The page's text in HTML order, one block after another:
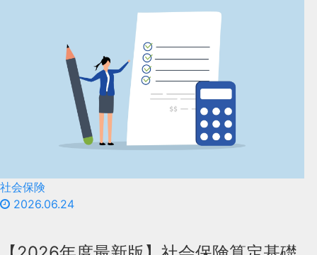
社会保険
2026.06.24